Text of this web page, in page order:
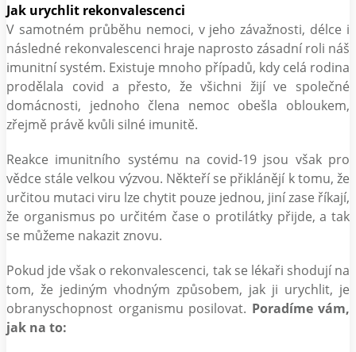
Jak urychlit rekonvalescenci
V samotném průběhu nemoci, v jeho závažnosti, délce i
následné rekonvalescenci hraje naprosto zásadní roli náš
imunitní systém. Existuje mnoho případů, kdy celá rodina
prodělala covid a přesto, že všichni žijí ve společné
domácnosti, jednoho člena nemoc obešla obloukem,
zřejmě právě kvůli silné imunitě.
Reakce imunitního systému na covid-19 jsou však pro
vědce stále velkou výzvou. Někteří se přiklánějí k tomu, že
určitou mutaci viru lze chytit pouze jednou, jiní zase říkají,
že organismus po určitém čase o protilátky přijde, a tak
se můžeme nakazit znovu.
Pokud jde však o rekonvalescenci, tak se lékaři shodují na
tom, že jediným vhodným způsobem, jak ji urychlit, je
obranyschopnost organismu posilovat. Poradíme vám,
jak na to: